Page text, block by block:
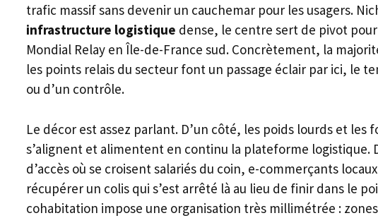
trafic massif sans devenir un cauchemar pour les usagers.
infrastructure logistique dense, le centre sert de pivot
Mondial Relay en Île-de-France sud. Concrètement, la
les points relais du secteur font un passage éclair par ici, le
ou d’un contrôle.
Le décor est assez parlant. D’un côté, les poids lourds et les
s’alignent et alimentent en continu la plateforme logistique.
d’accès où se croisent salariés du coin, e-commerçants
récupérer un colis qui s’est arrêté là au lieu de finir dans le
cohabitation impose une organisation très millimétrée :